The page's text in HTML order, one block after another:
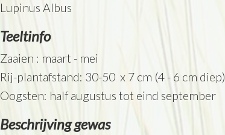
Lupinus Albus
Teeltinfo
Zaaien : maart - mei
Rij-plantafstand: 30-50 x 7 cm (4 - 6 cm diep)
Oogsten: half augustus tot eind september
Beschrijving gewas